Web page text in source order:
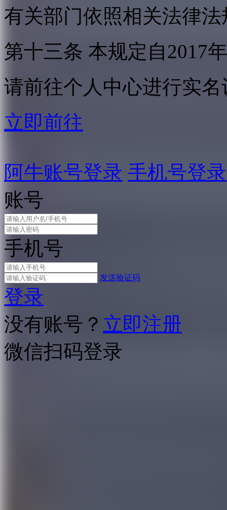
有关部门依照相关法律
第十三条 本规定自2017
请前往个人中心进行实名
立即前往
阿牛账号登录 手机号登录
账号
手机号
发送验证码
登录
没有账号？ 立即注册
微信扫码登录